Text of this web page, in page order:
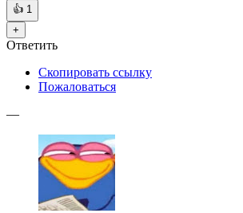
👍 1
+
Ответить
Скопировать ссылку
Пожаловаться
—